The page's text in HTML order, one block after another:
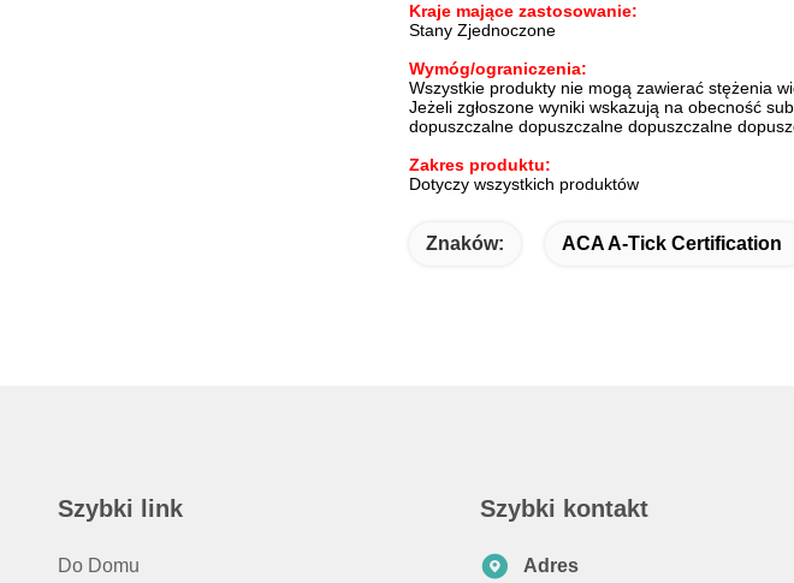
Kraje mające zastosowanie:
Stany Zjednoczone
Wymóg/ograniczenia:
Wszystkie produkty nie mogą zawierać stężenia
Jeżeli zgłoszone wyniki wskazują na obecność
dopuszczalne dopuszczalne dopuszczalne
Zakres produktu:
Dotyczy wszystkich produktów
Znaków: ACA A-Tick Certification
Szybki link
Do Domu
Szybki kontakt
Adres